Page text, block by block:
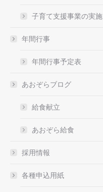
子育て支援事業の実施
年間行事
年間行事予定表
あおぞらブログ
給食献立
あおぞら給食
採用情報
各種申込用紙